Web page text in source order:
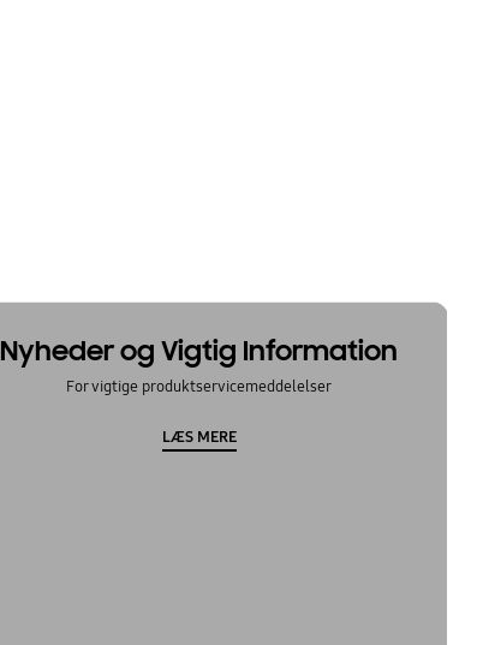
Nyheder og Vigtig Information
For vigtige produktservicemeddelelser
LÆS MERE